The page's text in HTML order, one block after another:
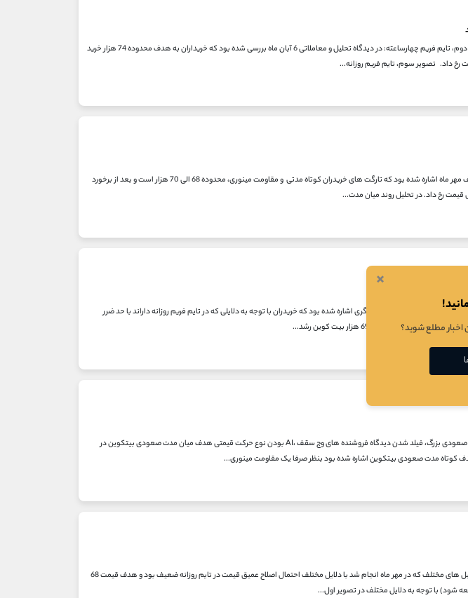
گزارش هفتگی هفته دوم آبان ماه و وضعیت کنونی روند تصویر دوم، تایم فریم چهارساعته: در دیدگاه تحلیل و معاملاتی 6 آبان ماه بررسی شده بود که خریداران به هدف محدوده 74 هزار خرید
رخ داد. تصویر سوم، تایم فریم روزانه...
دیدگاه تحلیلی: تصویر اول، تایم فریم روزانه: در تحلیل های مختلف مهر ماه اشاره شده بود که تارگت های خریدران کوتاه مدتی و مقاومت مینوری، محدوده 68 الی 70 هزار است و بعد از برخورد
رخ داد. در تحلیل روند میان مدت...
گزارش هفتگی تحلیل های هفته چهارم مهر ماه تصویر دوم: در تحلیل 24 مهر ماه در دیدگاه معامه گری اشاره شده بود که خریدران با توجه به دلایلی که در تایم فریم روزانه داراند با حد ضرر
دیدگاه تحلیلی: با توجه با تایید شدن ساختار برگشتی H&SH روند صعودی بزرگ، فیلد شدن دیدگاه فروشنده های وج سقف ،AI بودن نوع حرکت قیمتی هدف میان مدت صعودی بیتکوین در
دیدگاه تحلیلی: تصویر اول ، تایم فریم روزانه: همانطور که در تحلیل های مختلف که در مهر ماه انجام شد با دلایل مختلف احتمال اصلاح عمیق قیمت در تایم روزانه ضعیف بود و هدف قیمت 68
×
اخبار مطلع شوید؟